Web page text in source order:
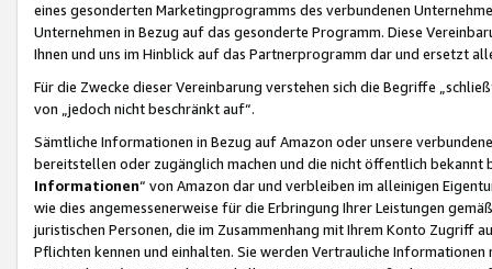
eines gesonderten Marketingprogramms des verbundenen
Unternehmen in Bezug auf das gesonderte Programm. Diese
Ihnen und uns im Hinblick auf das Partnerprogramm dar und ersetzt
Für die Zwecke dieser Vereinbarung verstehen sich die Begriffe
von „jedoch nicht beschränkt auf“.
Sämtliche Informationen in Bezug auf Amazon oder unsere
bereitstellen oder zugänglich machen und die nicht öffentlich
Informationen“ von Amazon dar und verbleiben im alleinigen
wie dies angemessenerweise für die Erbringung Ihrer Leistungen
juristischen Personen, die im Zusammenhang mit Ihrem Konto
Pflichten kennen und einhalten. Sie werden Vertrauliche